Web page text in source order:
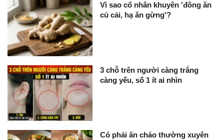
Vì sao cổ nhân khuyên 'đông ăn
củ cải, hạ ăn gừng'?
3 chỗ trên người càng trắng
càng yếu, số 1 ít ai nhìn
Có phải ăn cháo thường xuyên